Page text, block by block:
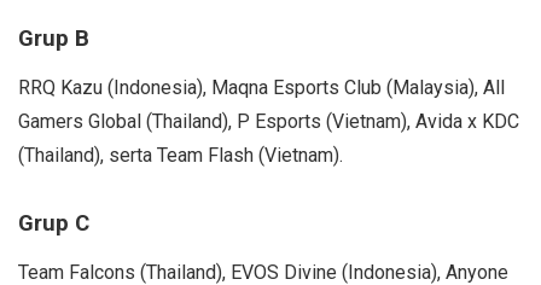
Grup B
RRQ Kazu (Indonesia), Maqna Esports Club (Malaysia), All
Gamers Global (Thailand), P Esports (Vietnam), Avida x KDC
(Thailand), serta Team Flash (Vietnam).
Grup C
Team Falcons (Thailand), EVOS Divine (Indonesia), Anyone